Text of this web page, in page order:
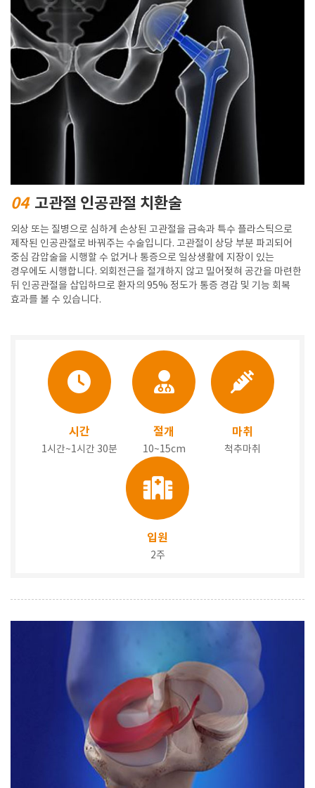
04 고관절 인공관절 치환술
외상 또는 질병으로 심하게 손상된 고관절을 금속과 특수 플라스틱으로
제작된 인공관절로 바꿔주는 수술입니다. 고관절이 상당 부분 파괴되어
중심 감압술을 시행할 수 없거나 통증으로 일상생활에 지장이 있는
경우에도 시행합니다. 외회전근을 절개하지 않고 밀어젖혀 공간을 마련한
뒤 인공관절을 삽입하므로 환자의 95% 정도가 통증 경감 및 기능 회복
효과를 볼 수 있습니다.
시간
1시간~1시간 30분
절개
10~15cm
마취
척추마취
입원
2주